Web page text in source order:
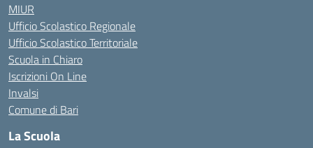
MIUR
Ufficio Scolastico Regionale
Ufficio Scolastico Territoriale
Scuola in Chiaro
Iscrizioni On Line
Invalsi
Comune di Bari
La Scuola